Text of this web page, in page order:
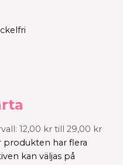
12,00 kr till 29,00 kr
produkten har flera
kan väljas på